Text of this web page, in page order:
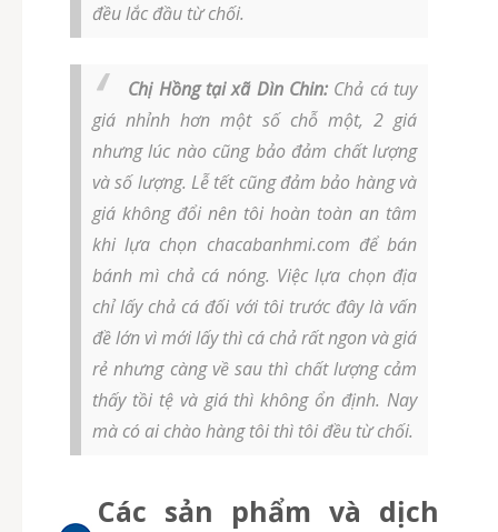
đều lắc đầu từ chối.
Chị Hồng tại xã Dìn Chin: Chả cá tuy
giá nhỉnh hơn một số chỗ một, 2 giá
nhưng lúc nào cũng bảo đảm chất lượng
và số lượng. Lễ tết cũng đảm bảo hàng và
giá không đổi nên tôi hoàn toàn an tâm
khi lựa chọn chacabanhmi.com để bán
bánh mì chả cá nóng. Việc lựa chọn địa
chỉ lấy chả cá đối với tôi trước đây là vấn
đề lớn vì mới lấy thì cá chả rất ngon và giá
rẻ nhưng càng về sau thì chất lượng cảm
thấy tồi tệ và giá thì không ổn định. Nay
mà có ai chào hàng tôi thì tôi đều từ chối.
Các sản phẩm và dịch